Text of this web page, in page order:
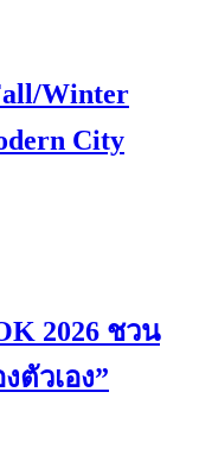
Winter
City
2026 ชวน
วเอง”